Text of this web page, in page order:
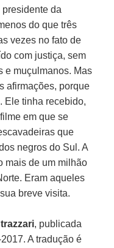
presidente da
do que três
vezes no fato de
com justiça, sem
e muçulmanos. Mas
afirmações, porque
Ele tinha recebido,
em que se
que
negros do Sul. A
mais de um milhão
Eram aqueles
breve visita.
, publicada
A tradução é